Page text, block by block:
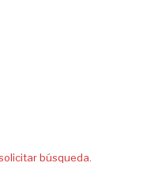
búsqueda.